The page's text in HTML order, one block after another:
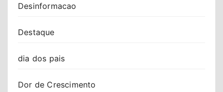
Desinformacao
Destaque
dia dos pais
Dor de Crescimento